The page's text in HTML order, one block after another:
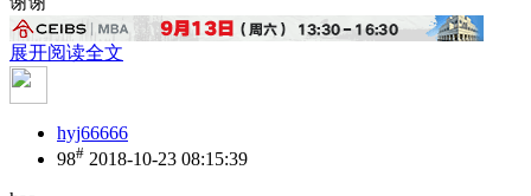
展开阅读全文
hyj66666
98# 2018-10-23 08:15:39